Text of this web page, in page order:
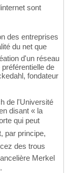
sont
des entreprises
du net que
d'un réseau
de
fondateur
de l'Université
disant « la
qui peut
par principe,
des trous
Merkel